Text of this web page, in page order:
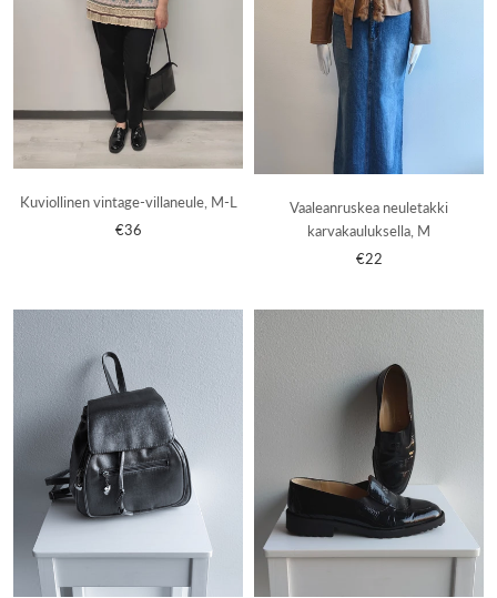
Kuviollinen vintage-villaneule, M-L
€36
Vaaleanruskea neuletakki
karvakauluksella, M
€22